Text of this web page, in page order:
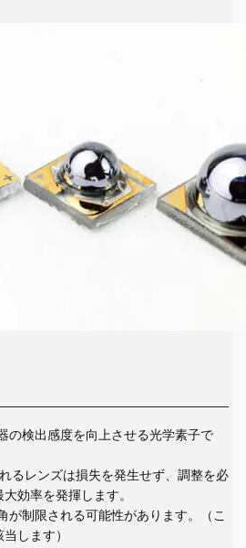
の検出感度を向上させる光学素子で
るレンズは損失を発生せず、調整を必
効率を発揮します。
が制限される可能性があります。（こ
します）